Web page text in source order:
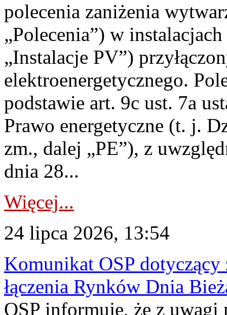
polecenia zaniżenia
„Polecenia”) w
„Instalacje PV”)
elektroenergetycznego.
podstawie art. 9c ust. 7a
Prawo energetyczne (t. j.
zm., dalej „PE”), z
dnia 28...
Więcej...
24 lipca 2026, 13:54
Komunikat OSP dotyczący
łączenia Rynków Dnia
OSP informuje, że z uwagi